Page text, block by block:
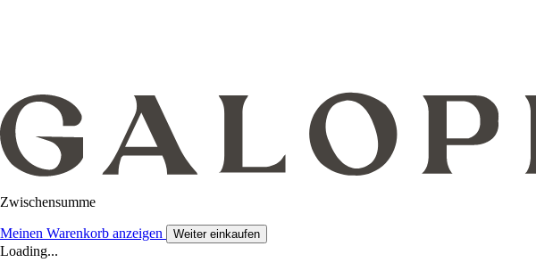
Zwischensumme
Meinen Warenkorb anzeigen Weiter einkaufen
Loading...